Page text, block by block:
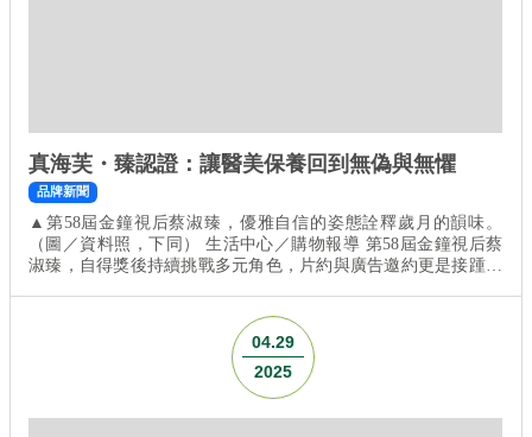
真海芙・臻認證：讓醫美保養回到無偽與無懼
品牌新聞
▲第58屆金鐘視后蔡淑臻，優雅自信的姿態詮釋歲月的韻味。
（圖／資料照，下同） 生活中心／購物報導 第58屆金鐘視后蔡
淑臻，自得獎後持續挑戰多元角色，片約與廣告邀約更是接踵而
入「五字頭」的行列，許多網友都認為她的狀態好得讓人完全看
不出。雖然年齡邁入新階段，她依舊維持自己的節...
04.29
2025